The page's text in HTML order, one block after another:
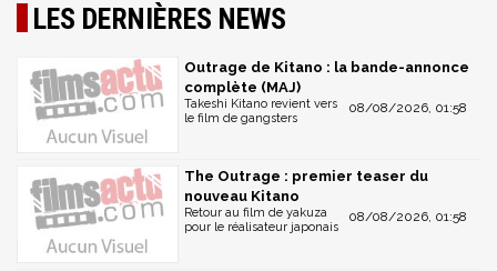
LES DERNIÈRES NEWS
Outrage de Kitano : la bande-annonce
complète (MAJ)
08/08/2026, 01:58
Takeshi Kitano revient vers
le film de gangsters
The Outrage : premier teaser du
nouveau Kitano
08/08/2026, 01:58
Retour au film de yakuza
pour le réalisateur japonais